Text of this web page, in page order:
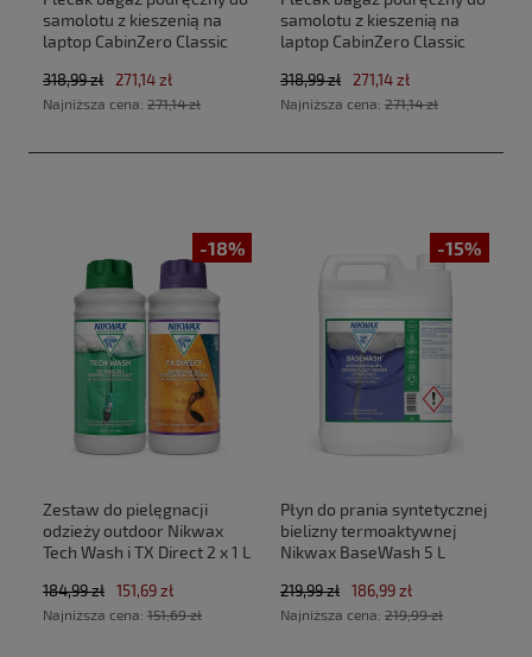
samolotu z kieszenią na
laptop CabinZero Classic
Black (40x30x20cm
Ryanair, Wizz Air)
318,99 zł 271,14 zł
Najniższa cena: 271,14 zł
samolotu z kieszenią na
laptop CabinZero Classic
(40x30x20cm Ryanair, Wizz
Air)
318,99 zł 271,14 zł
Najniższa cena: 271,14 zł
-18%
Zestaw do pielęgnacji
odzieży outdoor Nikwax
Tech Wash i TX Direct 2 x 1 L
184,99 zł 151,69 zł
Najniższa cena: 151,69 zł
-15%
Płyn do prania syntetycznej
bielizny termoaktywnej
Nikwax BaseWash 5 L
219,99 zł 186,99 zł
Najniższa cena: 219,99 zł